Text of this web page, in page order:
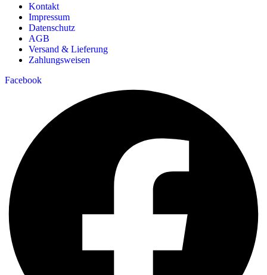
Kontakt
Impressum
Datenschutz
AGB
Versand & Lieferung
Zahlungsweisen
Facebook